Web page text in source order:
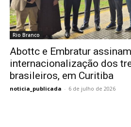
Rio Branco
Abottc e Embratur
internacionalização dos
brasileiros, em Curitiba
noticia_publicada - 6 de julho de 2026